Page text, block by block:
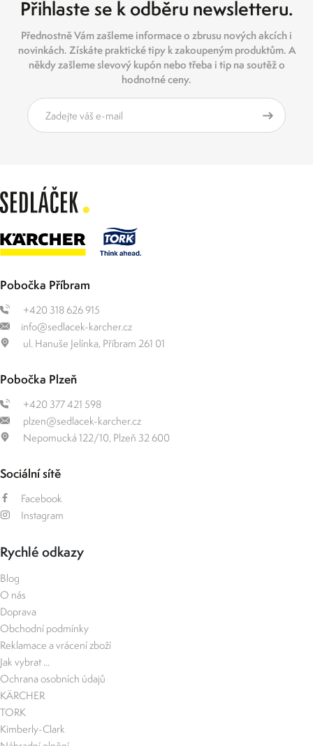
Přihlaste se k odběru newsletteru.
Přednostně Vám zašleme informace o zbrusu nových akcích i
novinkách. Získáte praktické tipy k zakoupeným produktům. A
někdy zašleme slevový kupón nebo třeba i tip na soutěž o
hodnotné ceny.
Pobočka Příbram
+420 318 626 915
info@sedlacek-karcher.cz
ul. Hanuše Jelínka, Příbram 261 01
Pobočka Plzeň
+420 377 421 598
plzen@sedlacek-karcher.cz
Nepomucká 122/10, Plzeň 32 600
Sociální sítě
Facebook
Instagram
Rychlé odkazy
Blog
O nás
Doprava
Obchodní podmínky
Reklamace a vrácení zboží
Jak vybrat ...
Ochrana osobních údajů
KÄRCHER
TORK
Kimberly-Clark